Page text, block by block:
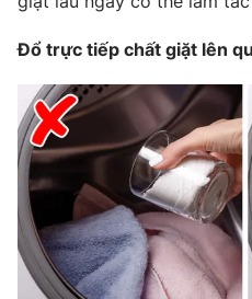
Đổ trực tiếp chất giặt lên